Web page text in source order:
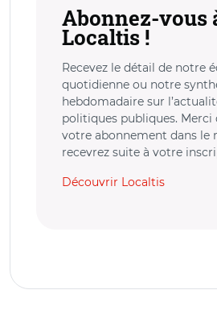
Abonnez-vous
Localtis !
Recevez le détail de notre
quotidienne ou notre
hebdomadaire sur
politiques publiques.
votre abonnement dans le
recevrez suite à votre
Découvrir Localtis